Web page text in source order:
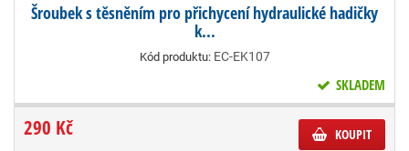
Šroubek s těsněním pro přichycení hydraulické hadičky
k...
Kód produktu: EC-EK107
SKLADEM
290 Kč KOUPIT